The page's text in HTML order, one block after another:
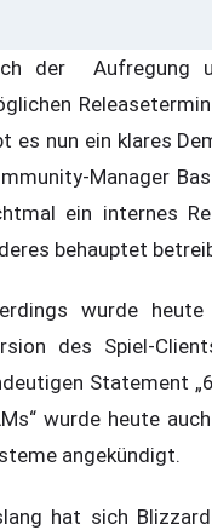
der Aufregung
es nun ein klares
Manager
ein internes
behauptet
wurde
des Spiel-
Statement
wurde heute
angekündigt.
hat sich